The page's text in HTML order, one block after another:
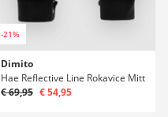
-21%
Dimito
Hae Reflective Line Rokavice Mitt
€ 69,95 € 54,95